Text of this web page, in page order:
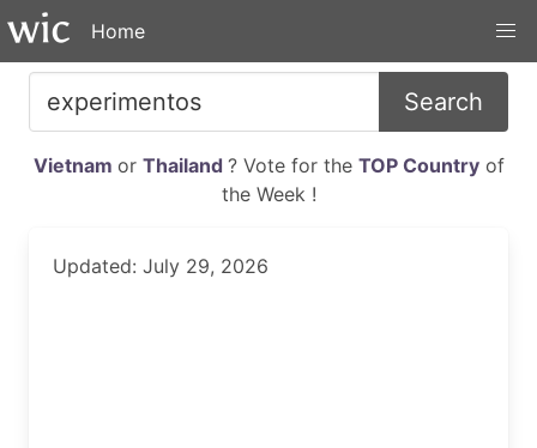
Home
Search
Vietnam or Thailand ? Vote for the TOP Countryof
the Week !
Updated: July 29, 2026